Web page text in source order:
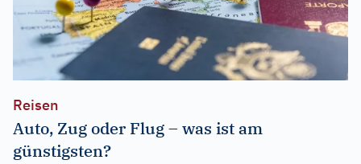
Reisen
Auto, Zug oder Flug – was ist am
günstigsten?